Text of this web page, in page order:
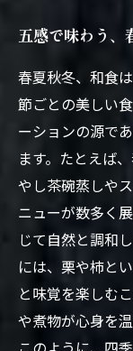
五感で味わう、
春夏秋冬、和食
節ごとの美しい
ーションの源で
ます。たとえば
やし茶碗蒸しや
ニューが数多く
じて自然と調和
には、栗や柿と
と味覚を楽しむ
や煮物が心身を